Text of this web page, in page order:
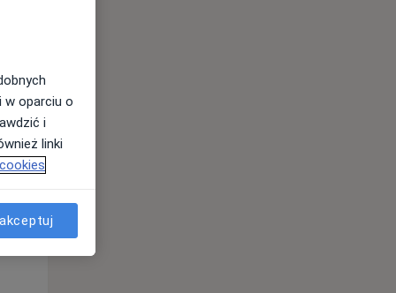
Wt,
w oparciu o
i
linki